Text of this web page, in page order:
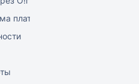
платежей О!плати